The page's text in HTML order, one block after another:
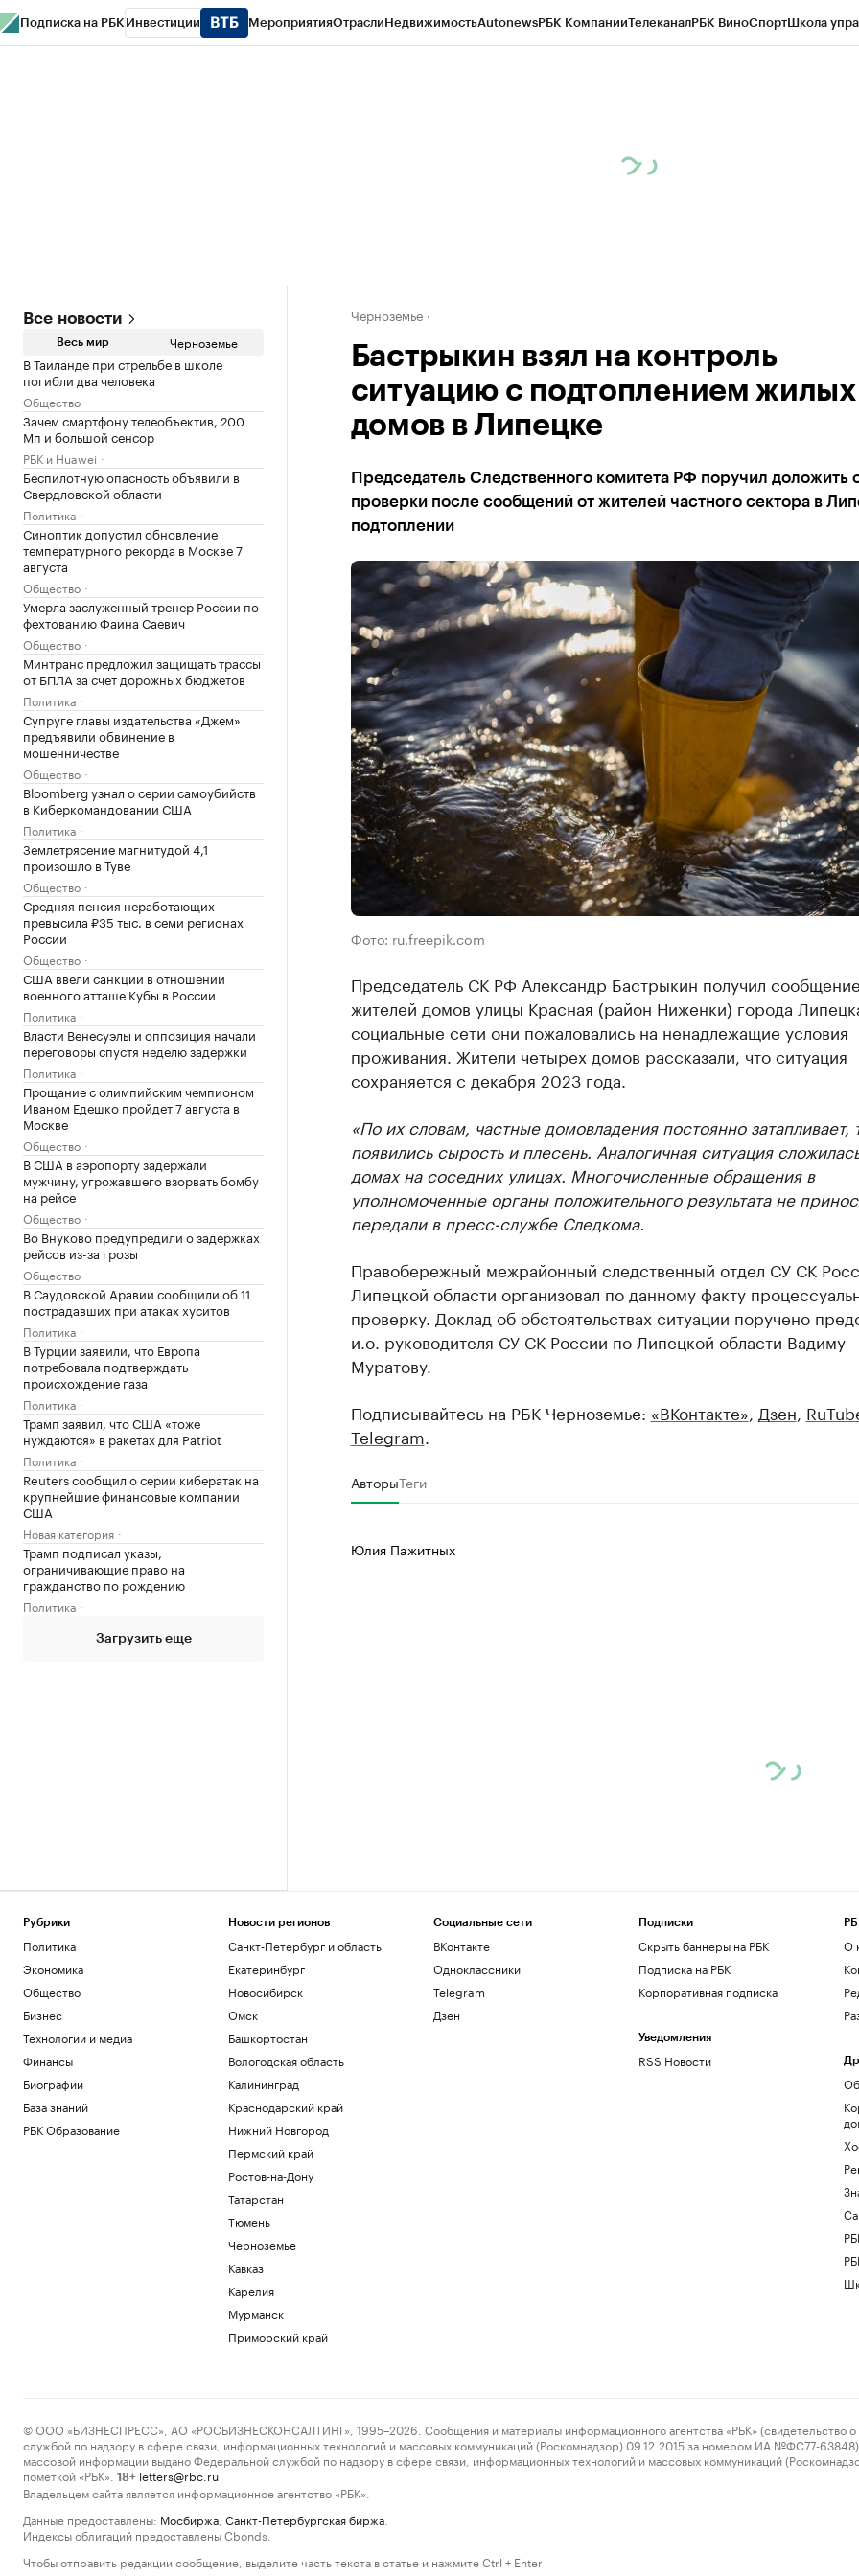
Подписка на РБК Инвестиции МероприятияОтраслиНедвижимостьAutonewsРБК КомпанииТелеканалРБК ВиноСпортШкола
Все новости
Весь мир Черноземье
В Таиланде при стрельбе в школе
погибли два человека
Общество
Зачем смартфону телеобъектив, 200
Мп и большой сенсор
РБК и Huawei
Беспилотную опасность объявили в
Свердловской области
Политика
Синоптик допустил обновление
температурного рекорда в Москве 7
августа
Общество
Умерла заслуженный тренер России по
фехтованию Фаина Саевич
Общество
Минтранс предложил защищать трассы
от БПЛА за счет дорожных бюджетов
Политика
Супруге главы издательства «Джем»
предъявили обвинение в
мошенничестве
Общество
Bloomberg узнал о серии самоубийств
в Киберкомандовании США
Политика
Землетрясение магнитудой 4,1
произошло в Туве
Общество
Средняя пенсия неработающих
превысила ₽35 тыс. в семи регионах
России
Общество
США ввели санкции в отношении
военного атташе Кубы в России
Политика
Власти Венесуэлы и оппозиция начали
переговоры спустя неделю задержки
Политика
Прощание с олимпийским чемпионом
Иваном Едешко пройдет 7 августа в
Москве
Общество
В США в аэропорту задержали
мужчину, угрожавшего взорвать бомбу
на рейсе
Общество
Во Внуково предупредили о задержках
рейсов из-за грозы
Общество
В Саудовской Аравии сообщили об 11
пострадавших при атаках хуситов
Политика
В Турции заявили, что Европа
потребовала подтверждать
происхождение газа
Политика
Трамп заявил, что США «тоже
нуждаются» в ракетах для Patriot
Политика
Reuters сообщил о серии кибератак на
крупнейшие финансовые компании
США
Новая категория
Трамп подписал указы,
ограничивающие право на
гражданство по рождению
Политика
Загрузить еще
Черноземье
Бастрыкин взял на контроль
ситуацию с подтоплением жилых
домов в Липецке
Председатель Следственного комитета РФ поручил доложить
проверки после сообщений от жителей частного сектора в
подтоплении
Фото: ru.freepik.com
Председатель СК РФ Александр Бастрыкин получил
жителей домов улицы Красная (район Ниженки) города
социальные сети они пожаловались на ненадлежащие условия
проживания. Жители четырех домов рассказали, что ситуация
сохраняется с декабря 2023 года.
«По их словам, частные домовладения постоянно затапливает,
появились сырость и плесень. Аналогичная ситуация
домах на соседних улицах. Многочисленные обращения в
уполномоченные органы положительного результата не
передали в пресс-службе Следкома.
Правобережный межрайонный следственный отдел СУ СК
Липецкой области организовал по данному факту
проверку. Доклад об обстоятельствах ситуации поручено
и.о. руководителя СУ СК России по Липецкой области Вадиму
Муратову.
Подписывайтесь на РБК Черноземье: «ВКонтакте» Дзен
Telegram
АвторыТеги
Юлия Пажитных
Рубрики
Политика
Экономика
Общество
Бизнес
Технологии и медиа
Финансы
Биографии
База знаний
РБК Образование
Новости регионов
Санкт-Петербург и область
Екатеринбург
Новосибирск
Омск
Башкортостан
Вологодская область
Калининград
Краснодарский край
Нижний Новгород
Пермский край
Ростов-на-Дону
Татарстан
Тюмень
Черноземье
Кавказ
Карелия
Мурманск
Приморский край
Социальные сети
ВКонтакте
Одноклассники
Telegram
Дзен
Подписки
Скрыть баннеры на РБК
Подписка на РБК
Корпоративная подписка
Уведомления
RSS Новости
О
© ООО «БИЗНЕСПРЕСС», АО «РОСБИЗНЕСКОНСАЛТИНГ», 1995–2026. Сообщения и материалы информационного агентства «РБК» (свидетельство о
службой по надзору в сфере связи, информационных технологий и массовых коммуникаций (Роскомнадзор) 09.12.2015 за номером ИА №ФС77-63848)
массовой информации выдано Федеральной службой по надзору в сфере связи, информационных технологий и массовых коммуникаций
пометкой «РБК».
18+ letters@rbc.ru
Владельцем сайта является информационное агентство «РБК».
Данные предоставлены: Мосбиржа Санкт-Петербургская биржа
Индексы облигаций предоставлены Cbonds.
Чтобы отправить редакции сообщение, выделите часть текста в статье и нажмите Ctrl + Enter